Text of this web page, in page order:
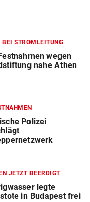
BEI STROMLEITUNG
wegen
nahe Athen
Polizei
JETZT BEERDIGT
legte
in Budapest frei